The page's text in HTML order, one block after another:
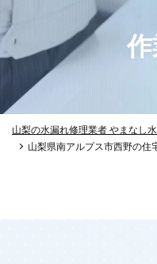
山梨の水漏れ修理業者 やまなし
山梨県南アルプス市西野の住